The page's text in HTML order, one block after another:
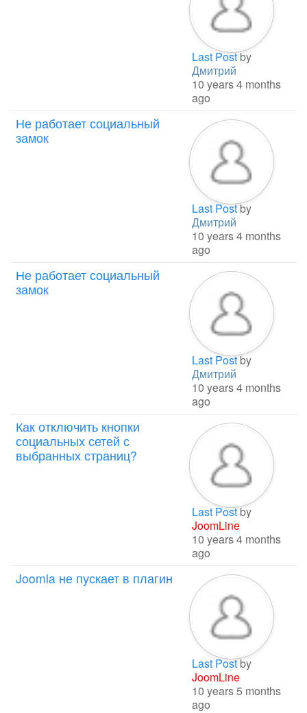
Last Postby
Дмитрий
10 years 4 months
ago
Не работает социальный
замок
Last Postby
Дмитрий
10 years 4 months
ago
Не работает социальный
замок
Last Postby
Дмитрий
10 years 4 months
ago
Как отключить кнопки
социальных сетей с
выбранных страниц?
Last Postby
JoomLine
10 years 4 months
ago
Joomla не пускает в плагин
Last Postby
JoomLine
10 years 5 months
ago